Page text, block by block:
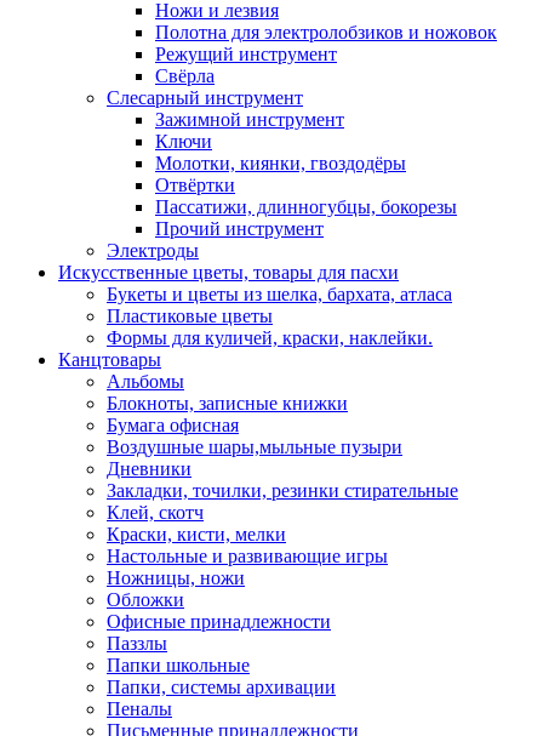
Ножи и лезвия
Полотна для электролобзиков и ножовок
Режущий инструмент
Свёрла
Слесарный инструмент
Зажимной инструмент
Ключи
Молотки, киянки, гвоздодёры
Отвёртки
Пассатижи, длинногубцы, бокорезы
Прочий инструмент
Электроды
Искусственные цветы, товары для пасхи
Букеты и цветы из шелка, бархата, атласа
Пластиковые цветы
Формы для куличей, краски, наклейки.
Канцтовары
Альбомы
Блокноты, записные книжки
Бумага офисная
Воздушные шары,мыльные пузыри
Дневники
Закладки, точилки, резинки стирательные
Клей, скотч
Краски, кисти, мелки
Настольные и развивающие игры
Ножницы, ножи
Обложки
Офисные принадлежности
Паззлы
Папки школьные
Папки, системы архивации
Пеналы
Письменные принадлежности